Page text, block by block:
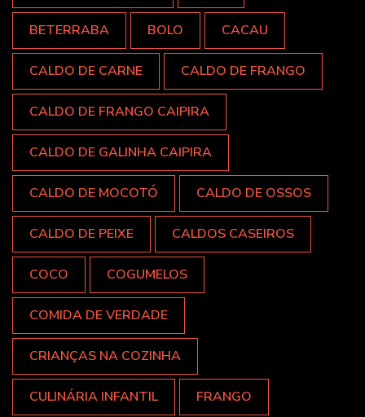
BETERRABA BOLO CACAU
CALDO DE CARNE CALDO DE FRANGO
CALDO DE FRANGO CAIPIRA
CALDO DE GALINHA CAIPIRA
CALDO DE MOCOTÓ CALDO DE OSSOS
CALDO DE PEIXE CALDOS CASEIROS
COCO COGUMELOS
COMIDA DE VERDADE
CRIANÇAS NA COZINHA
CULINÁRIA INFANTIL FRANGO